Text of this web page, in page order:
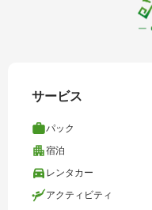
サービス
パック
宿泊
レンタカー
アクティビティ